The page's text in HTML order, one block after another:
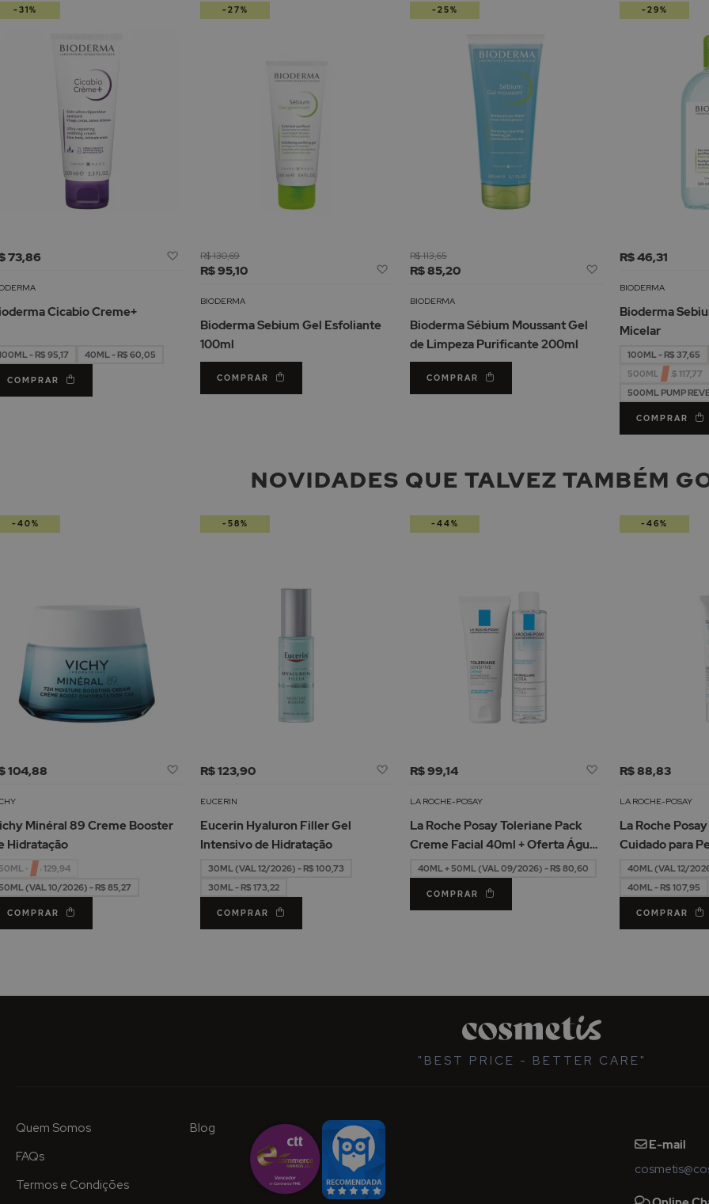
73,86
Adicionar
Desejos
Cicabio Creme+
- R$ 95,17 40ML - R$ 60,05
COMPRAR
-31%
R$ 95,10
R$ 130,69
Adicionar
Lista
Desejos
BIODERMA
Bioderma Sebium Gel Esfoliante
100ml
COMPRAR
-27%
R$ 85,20
R$ 113,65
Desejos
BIODERMA
Bioderma Sébium Moussant Gel
de Limpeza Purificante 200ml
COMPRAR
-25%
R$ 46,31
BIODERMA
Bioderma
Micelar
100ML - R$ 37,65
500ML - R$ 117,77
500ML PUMP
COMPRAR
-29%
NOVIDADES QUE TALVEZ TAMBÉM
104,88
Adicionar
Lista
Desejos
Minéral 89 Creme Booster
Hidratação
- R$ 129,94
(VAL 10/2026) - R$ 85,27
COMPRAR
-40%
R$ 123,90
Adicionar
Lista
Desejos
EUCERIN
Eucerin Hyaluron Filler Gel
Intensivo de Hidratação
30ML (VAL 12/2026) - R$ 100,73
30ML - R$ 173,22
COMPRAR
-58%
R$ 99,14
Adicionar
Lista
Desejos
LA ROCHE-POSAY
La Roche Posay Toleriane Pack
Creme Facial 40ml + Oferta Água
Micelar 50ml
40ML + 50ML (VAL 09/2026) - R$ 80,60
COMPRAR
-44%
R$ 88,83
LA ROCHE-POSAY
La Roche
Cuidado para
Imperfeições
40ML (VAL 12/
40ML - R$ 107,95
COMPRAR
-46%
"BEST PRICE - BETTER CARE"
Quem Somos
FAQs
Termos e Condições
Blog
E-mail